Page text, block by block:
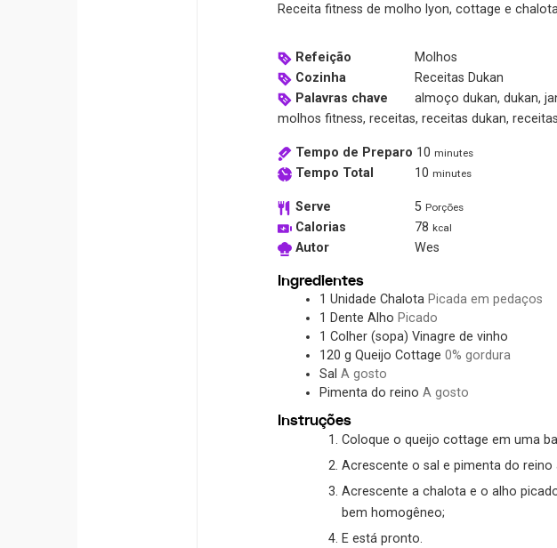
Receita fitness de molho lyon, cottage e
Refeição
Molhos
Cozinha
Receitas Dukan
Palavras chave
almoço dukan, dukan,
molhos fitness, receitas, receitas dukan,
Tempo de Preparo 10 minutes
Tempo Total 10 minutes
Serve 5 Porções
Calorias 78 kcal
Autor Wes
Ingredientes
1 Unidade Chalota Picada em pedaços
1 Dente Alho Picado
1 Colher (sopa) Vinagre de vinho
120 g Queijo Cottage 0% gordura
Sal A gosto
Pimenta do reino A gosto
Instruções
Coloque o queijo cottage em uma
Acrescente o sal e pimenta do
Acrescente a chalota e o alho
bem homogêneo;
E está pronto.